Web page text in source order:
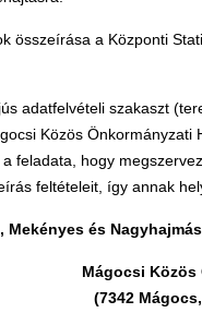
összeírása a Központi
adatfelvételi szakaszt
Közös
feladata, hogy
feltételeit, így annak
Mekényes és
Mágocsi Közös
(7342